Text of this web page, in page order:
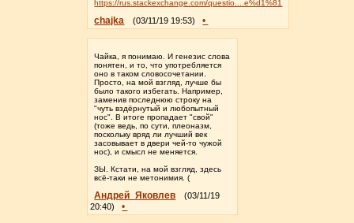
https://rus.stackexchange.com/questio....e%d1%81
chajka (03/11/19 19:53) •
Чайка, я понимаю. И генезис слова
понятен, и то, что употребляется
оно в таком словосочетании.
Просто, на мой взгляд, лучше бы
было такого избегать. Например,
заменив последнюю строку на
"чуть вздёрнутый и любопытный
нос". В итоге пропадает "свой"
(тоже ведь, по сути, плеоназм,
поскольку вряд ли лучший век
засовывает в двери чей-то чужой
нос), и смысл не меняется.
ЗЫ. Кстати, на мой взгляд, здесь
всё-таки не метонимия. (
Андрей_Яковлев
(03/11/19
20:40)
•